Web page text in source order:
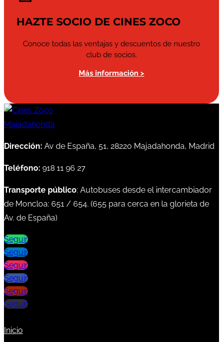
HAZTE SOCIO DE CINES ZOCO
Conoce todas las ventajas y descuentos de nuestro
club de socios.
Más información >
Dirección: Av de España, 51, 28220 Majadahonda, Madrid
Teléfono: 918 11 96 27
Transporte público: Autobuses desde el intercambiador
de Moncloa: 651 / 654. (655 para cerca en la glorieta de
Av. de España)
Seguir
Seguir
Seguir
Seguir
Seguir
Seguir
Inicio